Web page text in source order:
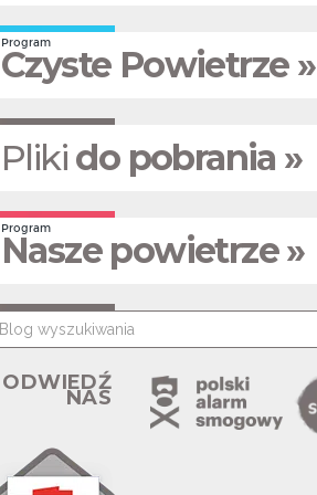
Program
Czyste Powietrze »
Pliki do pobrania »
Program
Nasze powietrze »
ODWIEDŹ
NAS